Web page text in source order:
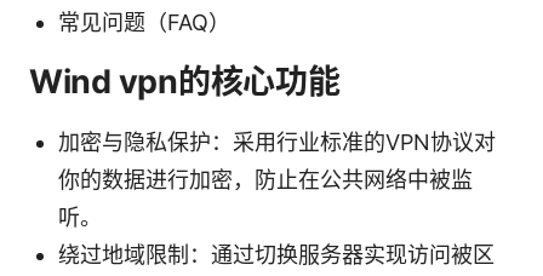
常见问题（FAQ）
Wind vpn的核心功能
加密与隐私保护：采用行业标准的VPN协议对
你的数据进行加密，防止在公共网络中被监
听。
绕过地域限制：通过切换服务器实现访问被区